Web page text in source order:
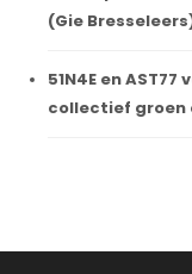
(Gie
51N4E en
collectief groen